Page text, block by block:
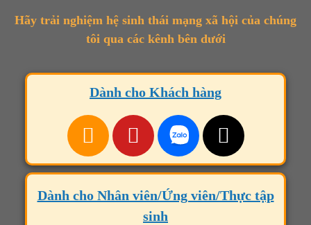
Hãy trải nghiệm hệ sinh thái mạng xã hội của chúng
tôi qua các kênh bên dưới
Dành cho Khách hàng
Dành cho Nhân viên/Ứng viên/Thực tập
sinh